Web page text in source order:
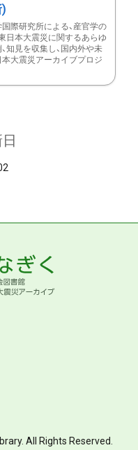
際研究所による、産官学の
日本大震災に関するあらゆ
、知見を収集し、国内外や未
大震災アーカイブプロジ
All Rights Reserved.